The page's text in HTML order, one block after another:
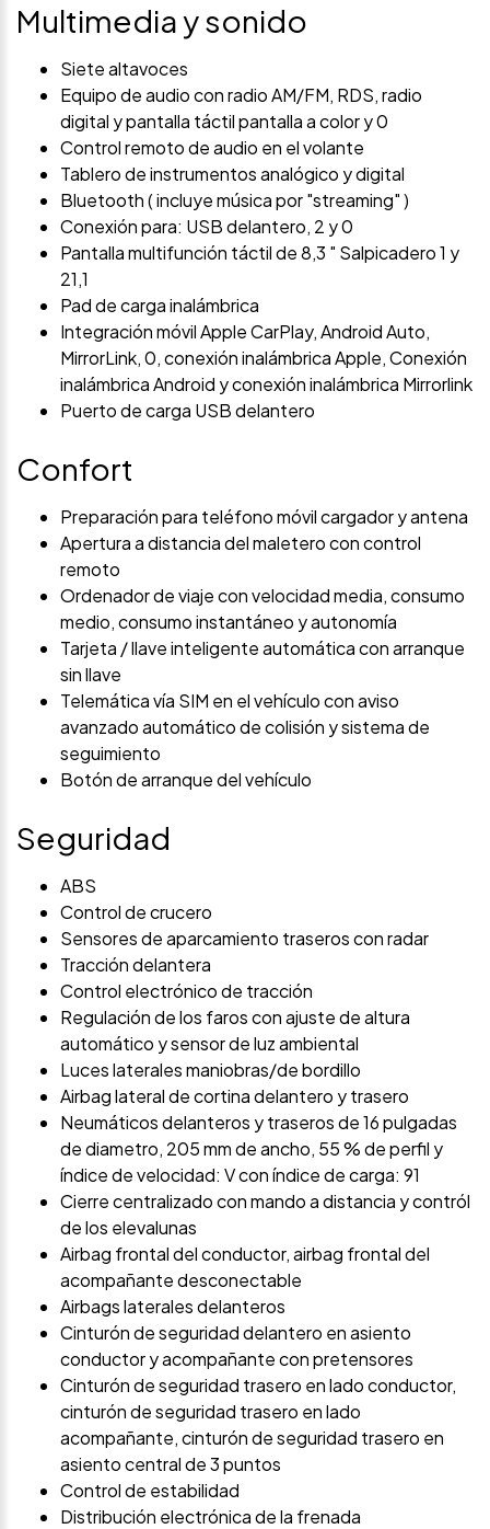
Multimedia y sonido
Siete altavoces
Equipo de audio con radio AM/FM, RDS, radio
digital y pantalla táctil pantalla a color y 0
Control remoto de audio en el volante
Tablero de instrumentos analógico y digital
Bluetooth ( incluye música por "streaming" )
Conexión para: USB delantero, 2 y 0
Pantalla multifunción táctil de 8,3 " Salpicadero 1 y
21,1
Pad de carga inalámbrica
Integración móvil Apple CarPlay, Android Auto,
MirrorLink, 0, conexión inalámbrica Apple, Conexión
inalámbrica Android y conexión inalámbrica Mirrorlink
Puerto de carga USB delantero
Confort
Preparación para teléfono móvil cargador y antena
Apertura a distancia del maletero con control
remoto
Ordenador de viaje con velocidad media, consumo
medio, consumo instantáneo y autonomía
Tarjeta / llave inteligente automática con arranque
sin llave
Telemática vía SIM en el vehículo con aviso
avanzado automático de colisión y sistema de
seguimiento
Botón de arranque del vehículo
Seguridad
ABS
Control de crucero
Sensores de aparcamiento traseros con radar
Tracción delantera
Control electrónico de tracción
Regulación de los faros con ajuste de altura
automático y sensor de luz ambiental
Luces laterales maniobras/de bordillo
Airbag lateral de cortina delantero y trasero
Neumáticos delanteros y traseros de 16 pulgadas
de diametro, 205 mm de ancho, 55 % de perfil y
índice de velocidad: V con índice de carga: 91
Cierre centralizado con mando a distancia y contról
de los elevalunas
Airbag frontal del conductor, airbag frontal del
acompañante desconectable
Airbags laterales delanteros
Cinturón de seguridad delantero en asiento
conductor y acompañante con pretensores
Cinturón de seguridad trasero en lado conductor,
cinturón de seguridad trasero en lado
acompañante, cinturón de seguridad trasero en
asiento central de 3 puntos
Control de estabilidad
Distribución electrónica de la frenada